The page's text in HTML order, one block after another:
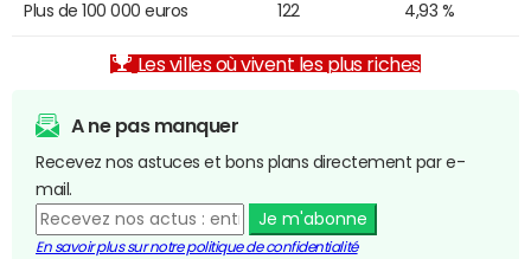
Plus de 100 000 euros 122 4,93 %
Les villes où vivent les plus riches
A ne pas manquer
Recevez nos astuces et bons plans directement par e-
mail.
Je m'abonne
En savoir plus sur notre politique de confidentialité